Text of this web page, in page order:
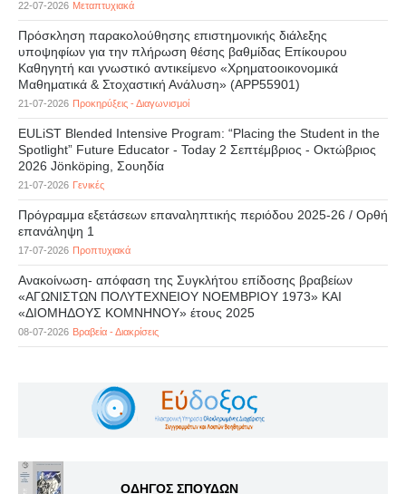
22-07-2026 Μεταπτυχιακά
Πρόσκληση παρακολούθησης επιστημονικής διάλεξης
υποψηφίων για την πλήρωση θέσης βαθμίδας Επίκουρου
Καθηγητή και γνωστικό αντικείμενο «Χρηματοοικονομικά
Μαθηματικά & Στοχαστική Ανάλυση» (APP55901)
21-07-2026 Προκηρύξεις - Διαγωνισμοί
EULiST Blended Intensive Program: “Placing the Student in the
Spotlight” Future Educator - Today 2 Σεπτέμβριος - Οκτώβριος
2026 Jönköping, Σουηδία
21-07-2026 Γενικές
Πρόγραμμα εξετάσεων επαναληπτικής περιόδου 2025-26 / Ορθή
επανάληψη 1
17-07-2026 Προπτυχιακά
Ανακοίνωση- απόφαση της Συγκλήτου επίδοσης βραβείων
«ΑΓΩΝΙΣΤΩΝ ΠΟΛΥΤΕΧΝΕΙΟΥ ΝΟΕΜΒΡΙΟΥ 1973» ΚΑΙ
«ΔΙΟΜΗΔΟΥΣ ΚΟΜΝΗΝΟΥ» έτους 2025
08-07-2026 Βραβεία - Διακρίσεις
ΟΔΗΓΟΣ ΣΠΟΥΔΩΝ